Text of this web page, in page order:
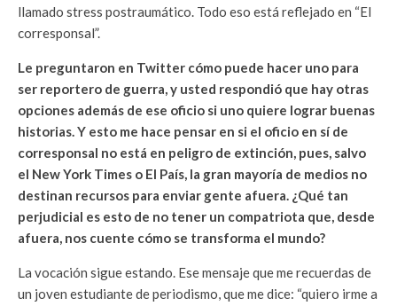
llamado stress postraumático. Todo eso está reflejado en “El
corresponsal”.
Le preguntaron en Twitter cómo puede hacer uno para
ser reportero de guerra, y usted respondió que hay otras
opciones además de ese oficio si uno quiere lograr buenas
historias. Y esto me hace pensar en si el oficio en sí de
corresponsal no está en peligro de extinción, pues, salvo
el New York Times o El País, la gran mayoría de medios no
destinan recursos para enviar gente afuera. ¿Qué tan
perjudicial es esto de no tener un compatriota que, desde
afuera, nos cuente cómo se transforma el mundo?
La vocación sigue estando. Ese mensaje que me recuerdas de
un joven estudiante de periodismo, que me dice: “quiero irme a